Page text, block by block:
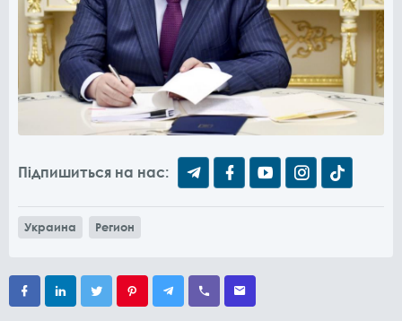
Підпишиться на нас:
Украина Регион